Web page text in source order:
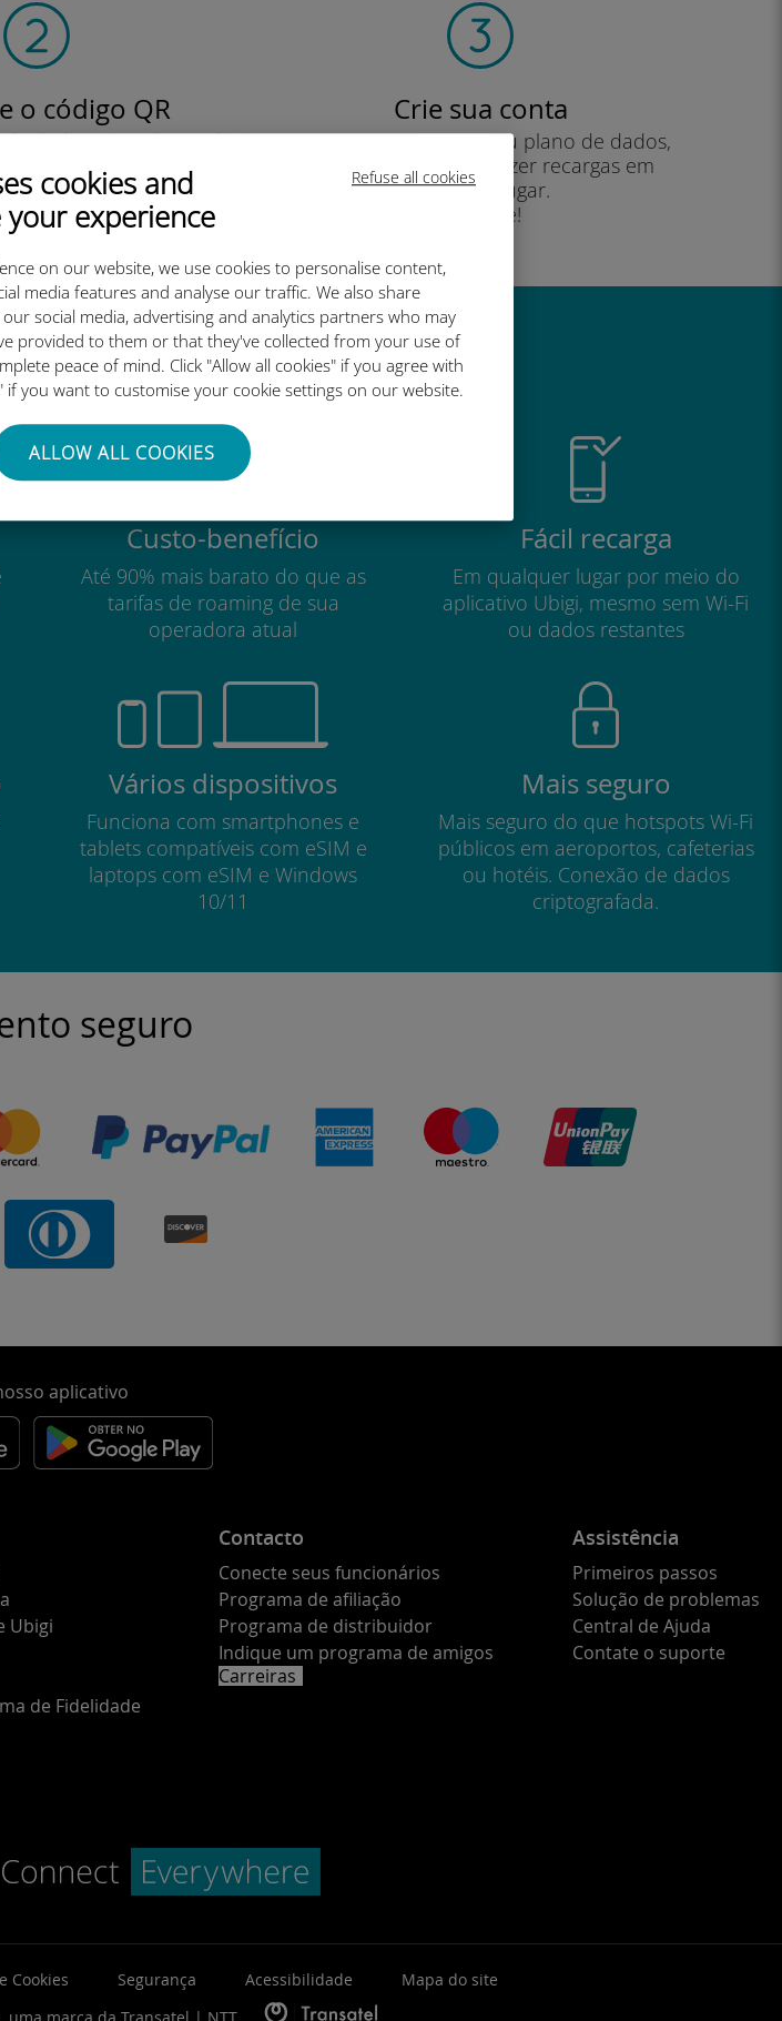
Refuse all cookies
cookies and
experience
on our website, we use cookies to personalise content,
media features and analyse our traffic. We also share
social media, advertising and analytics partners who may
provided to them or that they've collected from your use of
peace of mind. Click "Allow all cookies" if you agree with
if you want to customise your cookie settings on our website.
ALLOW ALL COOKIES
o código QR
dados e instalar o Ubigi
Simples!
Crie sua conta
para começar a usar seu plano de dados,
verificar seu saldo e fazer recargas em
qualquer lugar.
Desfrute!
da Ubigi é tão bom
Custo-benefício
Até 90% mais barato do que as
tarifas de roaming de sua
operadora atual
Fácil recarga
Em qualquer lugar por meio do
aplicativo Ubigi, mesmo sem Wi-Fi
ou dados restantes
Vários dispositivos
Funciona com smartphones e
tablets compatíveis com eSIM e
laptops com eSIM e Windows
10/11
Mais seguro
Mais seguro do que hotspots Wi-Fi
públicos em aeroportos, cafeterias
ou hotéis. Conexão de dados
criptografada.
seguro
aplicativo
Ubigi
de Fidelidade
Contacto
Conecte seus funcionários
Programa de afiliação
Programa de distribuidor
Indique um programa de amigos
Carreiras
Assistência
Primeiros passos
Solução de problemas
Central de Ajuda
Contate o suporte
Cookies Segurança Acessibilidade
Mapa do site